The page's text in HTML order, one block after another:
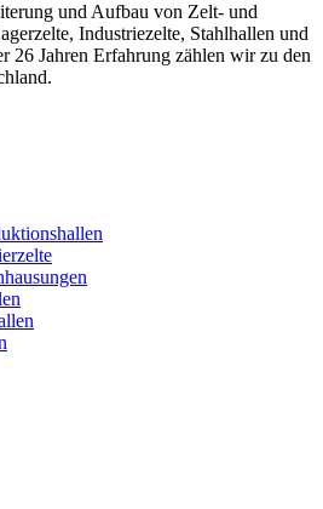
und Aufbau von Zelt- und
Industriezelte, Stahlhallen und
26 Jahren Erfahrung zählen wir zu den